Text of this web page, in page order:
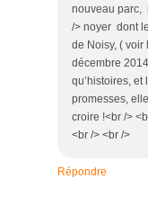
nouveau parc,
/> noyer dont
de Noisy, ( voir
décembre
qu’histoires, et
promesses,
croire !<br />
<br /> <br />
Répondre